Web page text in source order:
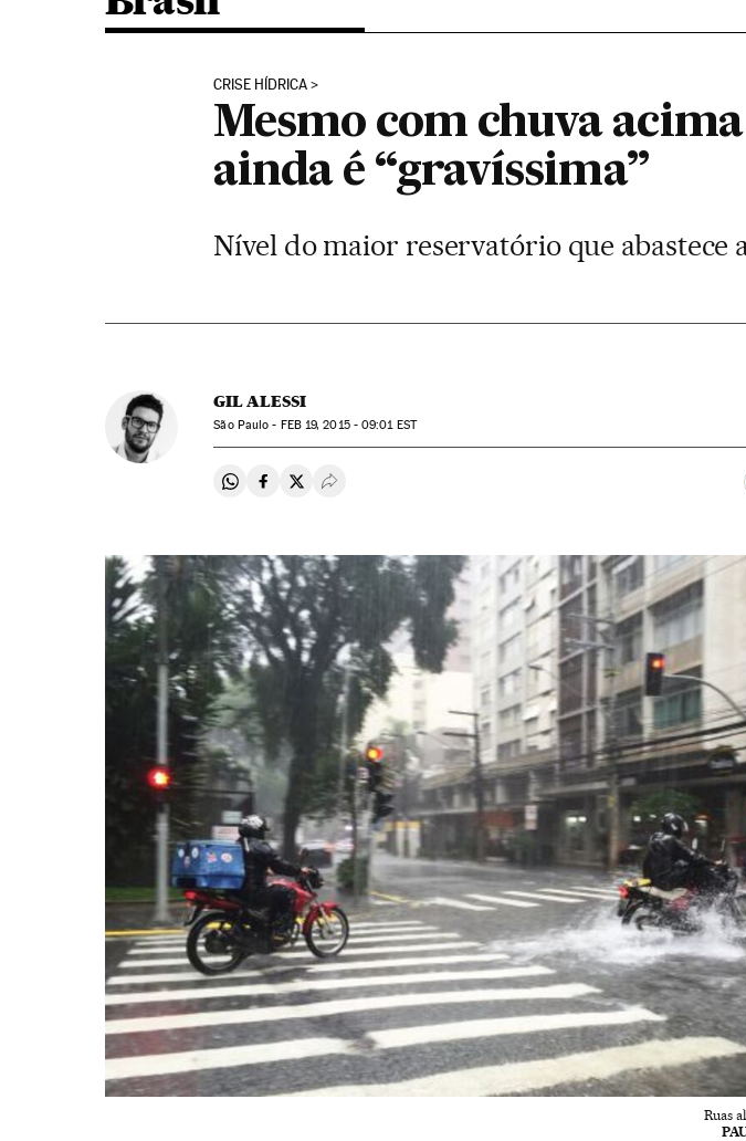
CRISE HÍDRICA
Mesmo com chuva
ainda é “gravíssima”
Nível do maior reservatório que abastece
GIL ALESSI
São Paulo - FEB19, 2015 - 09:01EST
Compartir en Whatsapp
Compartir en Facebook
Compartir en Twitter
Desplegar Redes Sociales
Ruas